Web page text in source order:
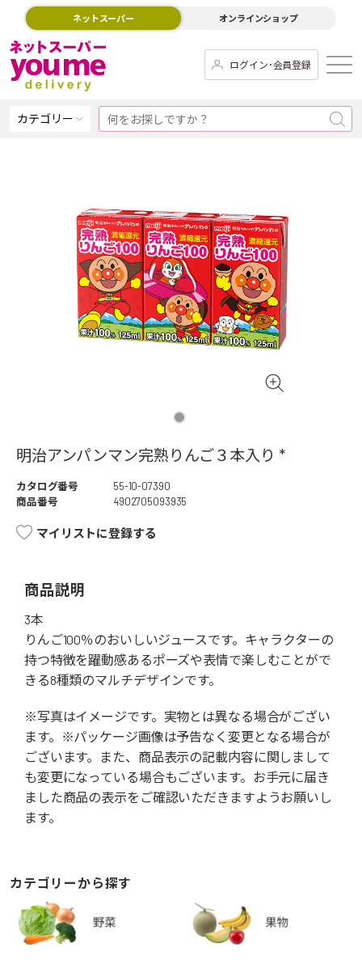
ネットスーパー オンラインショップ
ログイン･会員登録
カテゴリー
明治アンパンマン完熟りんご３本入り *
カタログ番号
55-10-07390
商品番号
4902705093935
マイリストに登録する
商品説明
3本
りんご100％のおいしいジュースです。キャラクターの
持つ特徴を躍動感あるポーズや表情で楽しむことがで
きる8種類のマルチデザインです。
※写真はイメージです。実物とは異なる場合がござい
ます。※パッケージ画像は予告なく変更となる場合が
ございます。また、商品表示の記載内容に関しまして
も変更になっている場合もございます。お手元に届き
ました商品の表示をご確認いただきますようお願いし
ます。
カテゴリーから探す